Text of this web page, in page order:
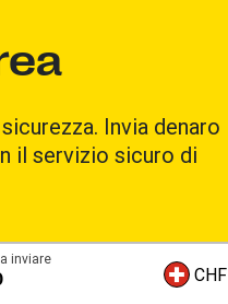
Invia denaro
il servizio sicuro di
inviare
CHF